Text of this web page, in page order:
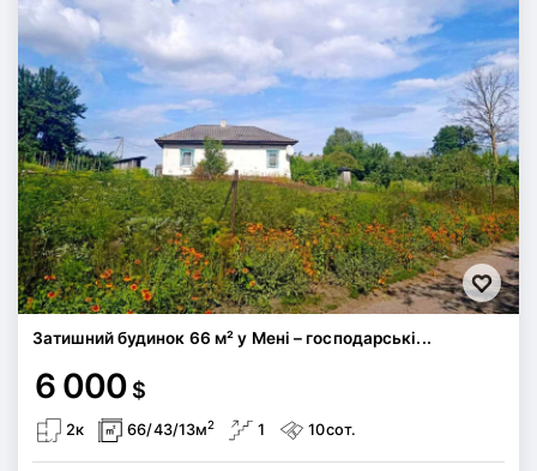
Затишний будинок 66 м² у Мені – господарські...
6 000 $
2к 66/43/13м2 1 10сот.